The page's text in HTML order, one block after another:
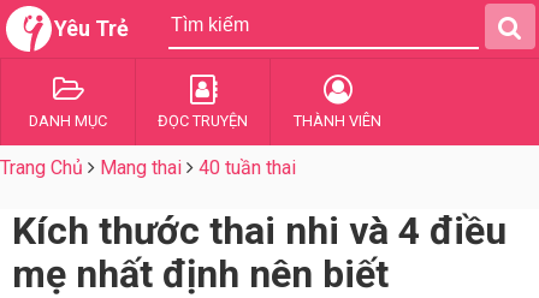
Yêu Trẻ
DANH MỤC ĐỌC TRUYỆN THÀNH VIÊN
Trang Chủ Mang thai 40 tuần thai
Kích thước thai nhi và 4 điều
mẹ nhất định nên biết